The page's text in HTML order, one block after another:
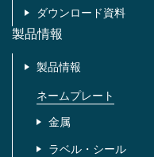
ダウンロード資料
製品情報
製品情報
ネームプレート
金属
ラベル・シール